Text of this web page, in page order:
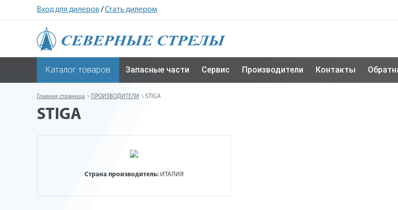
Вход для дилеров/Стать дилером
Каталог товаров Запасные части Сервис Производители Контакты
Главная страница ПРОИЗВОДИТЕЛИ STIGA
STIGA
Страна производитель:ИТАЛИЯ